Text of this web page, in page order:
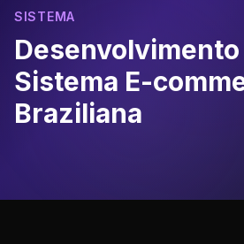
SISTEMA
Desenvolvimento
Sistema E-
Braziliana